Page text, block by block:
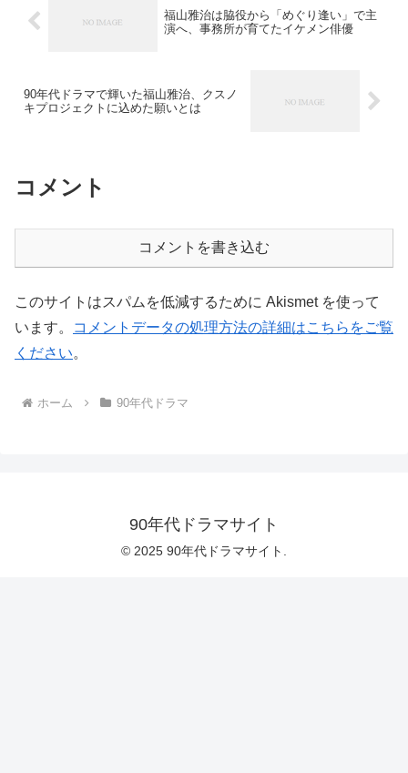
福山雅治は脇役から「めぐり逢い」で主
演へ、事務所が育てたイケメン俳優
90年代ドラマで輝いた福山雅治、クスノ
キプロジェクトに込めた願いとは
コメント
コメントを書き込む
このサイトはスパムを低減するために Akismet を使って
います。
コメントデータの処理方法の詳細はこちらをご覧
ください。
ホーム 90年代ドラマ
90年代ドラマサイト
© 2025 90年代ドラマサイト.